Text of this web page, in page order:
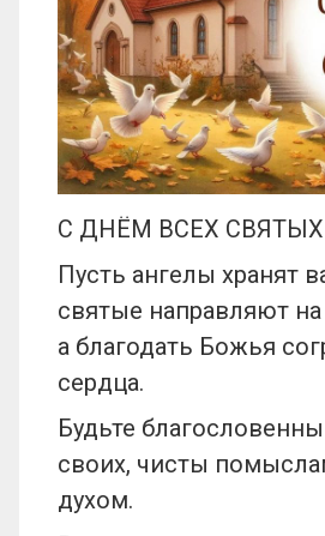
С ДНЁМ ВСЕХ
Пусть ангелы хранят
святые направляют
а благодать Божья
сердца.
Будьте
своих, чисты
духом.